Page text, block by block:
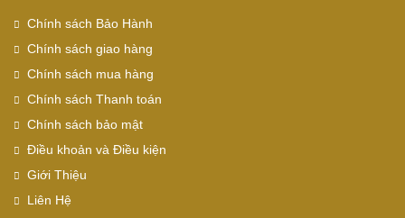
Chính sách Bảo Hành
Chính sách giao hàng
Chính sách mua hàng
Chính sách Thanh toán
Chính sách bảo mật
Điều khoản và Điều kiện
Giới Thiệu
Liên Hệ